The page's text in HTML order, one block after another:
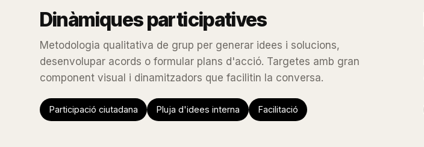
Dinàmiques participatives
Metodologia qualitativa de grup per generar idees i solucions,
desenvolupar acords o formular plans d'acció. Targetes amb gran
component visual i dinamitzadors que facilitin la conversa.
Participació ciutadana Pluja d'idees interna Facilitació